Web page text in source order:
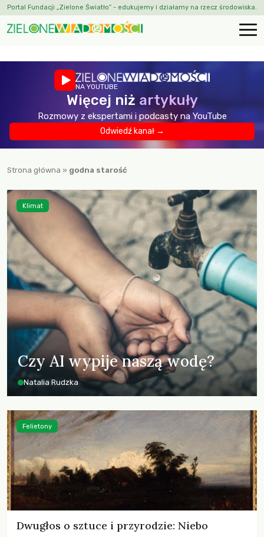
Portal Fundacji „Zielone Światło” - edukujemy i działamy na rzecz środowiska.
NA YOUTUBE
Więcej niż artykuły
Rozmowy z ekspertami i podcasty na YouTube
Odwiedź kanał →
Strona główna » godna starość
Czy AI wypije naszą wodę?
Natalia Rudzka
Klimat
Dwugłos o sztuce i przyrodzie: Niebo
Felietony